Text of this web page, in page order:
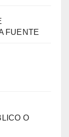
FUENTE
O